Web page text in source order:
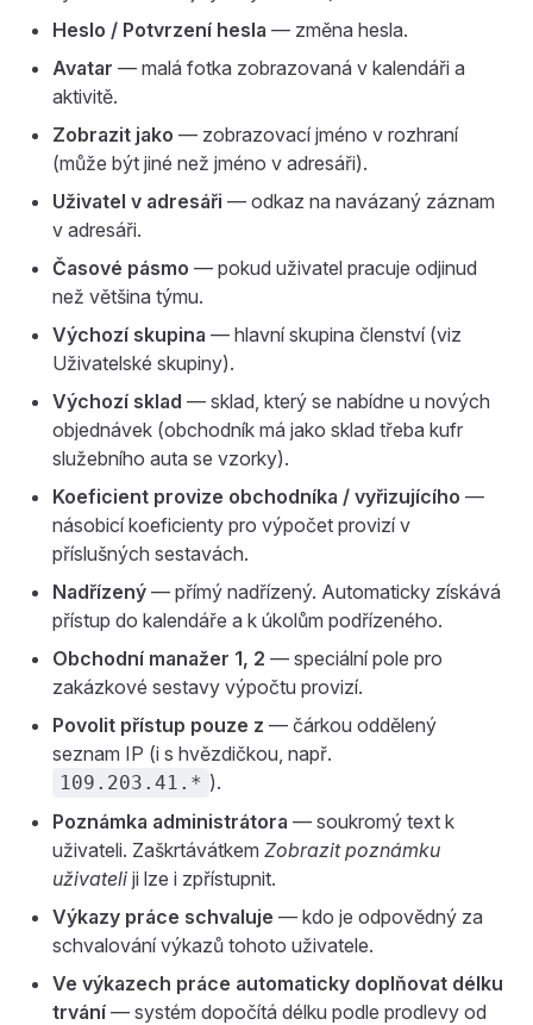
Heslo / Potvrzení hesla — změna hesla.
Avatar — malá fotka zobrazovaná v kalendáři a
aktivitě.
Zobrazit jako — zobrazovací jméno v rozhraní
(může být jiné než jméno v adresáři).
Uživatel v adresáři — odkaz na navázaný záznam
v adresáři.
Časové pásmo — pokud uživatel pracuje odjinud
než většina týmu.
Výchozí skupina — hlavní skupina členství (viz
Uživatelské skupiny).
Výchozí sklad — sklad, který se nabídne u nových
objednávek (obchodník má jako sklad třeba kufr
služebního auta se vzorky).
Koeficient provize obchodníka / vyřizujícího —
násobicí koeficienty pro výpočet provizí v
příslušných sestavách.
Nadřízený — přímý nadřízený. Automaticky získává
přístup do kalendáře a k úkolům podřízeného.
Obchodní manažer 1, 2 — speciální pole pro
zakázkové sestavy výpočtu provizí.
Povolit přístup pouze z — čárkou oddělený
seznam IP (i s hvězdičkou, např.
109.203.41.* ).
Poznámka administrátora — soukromý text k
uživateli. Zaškrtávátkem Zobrazit poznámku
uživateli ji lze i zpřístupnit.
Výkazy práce schvaluje — kdo je odpovědný za
schvalování výkazů tohoto uživatele.
Ve výkazech práce automaticky doplňovat délku
trvání — systém dopočítá délku podle prodlevy od